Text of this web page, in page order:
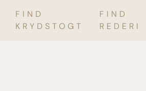
Skip
to
FIND
KRYDSTOGT
FIND
REDERI